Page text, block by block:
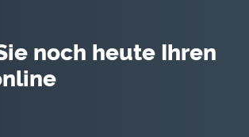
noch heute Ihren